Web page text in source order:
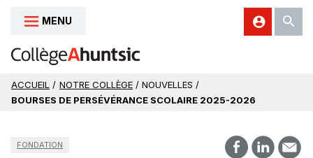
Aller au contenu
MENU
ACCUEIL / NOTRE COLLÈGE / NOUVELLES /
BOURSES DE PERSÉVÉRANCE SCOLAIRE 2025-2026
FONDATION